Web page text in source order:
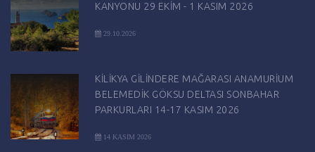
KANYONU 29 EKİM - 1 KASIM 2026
29.10.2026
KİLİKYA GİLİNDERE MAĞARASI ANAMURİUM
BELEMEDİK GÖKSU DELTASI SONBAHAR
PARKURLARI 14-17 KASIM 2026
14 KASIM 2026